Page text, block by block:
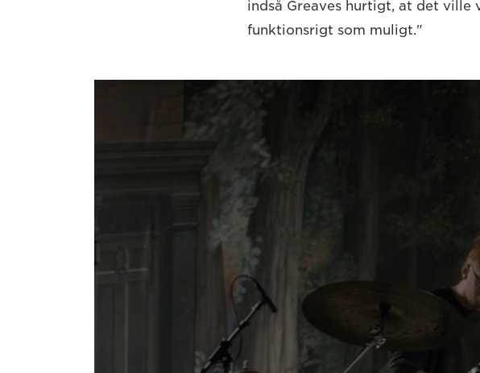
indså Greaves hurtigt, at det
funktionsrigt som muligt."